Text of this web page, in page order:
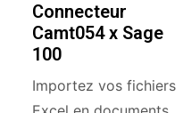
Connecteur
Camt054 x Sage
100
Importez vos fichiers